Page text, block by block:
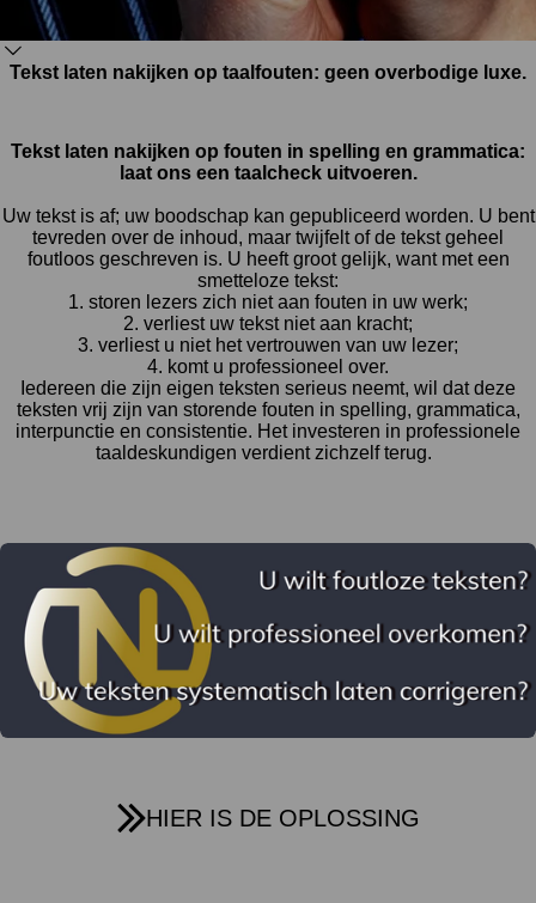
Tekst laten nakijken op taalfouten: geen overbodige luxe.
Tekst laten nakijken op fouten in spelling en grammatica:
laat ons een taalcheck uitvoeren.
Uw tekst is af; uw boodschap kan gepubliceerd worden. U bent
tevreden over de inhoud, maar twijfelt of de tekst geheel
foutloos geschreven is. U heeft groot gelijk, want met een
smetteloze tekst:
1. storen lezers zich niet aan fouten in uw werk;
2. verliest uw tekst niet aan kracht;
3. verliest u niet het vertrouwen van uw lezer;
4. komt u professioneel over.
Iedereen die zijn eigen teksten serieus neemt, wil dat deze
teksten vrij zijn van storende fouten in spelling, grammatica,
interpunctie en consistentie. Het investeren in professionele
taaldeskundigen verdient zichzelf terug.
HIER IS DE OPLOSSING